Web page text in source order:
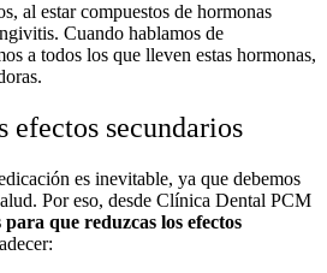
al estar compuestos de hormonas
Cuando hablamos de
a todos los que lleven estas hormonas,
efectos secundarios
es inevitable, ya que debemos
Por eso, desde Clínica Dental PCM
para que reduzcas los efectos